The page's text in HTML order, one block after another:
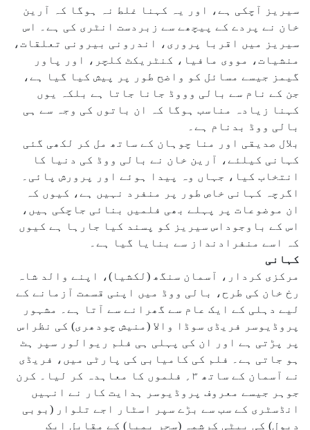
سیریز آچکی ہے، اور یہ کہنا غلط نہ ہوگا کہ آرین
خان نے پردے کے پیچھے سے زبردست انٹری کی ہے۔ اس
سیریز میں اقربا پروری، اندرونی بیرونی تعلقات،
منشیات، مووی مافیا، کنٹریکٹ کلچر، اور پاور
گیمز جیسے مسائل کو واضح طور پر پیش کیا گیا ہے،
جن کے نام سے بالی وووڈ جانا جاتا ہے بلکہ یوں
کہنا زیادہ مناسب ہوگا کہ ان باتوں کی وجہ سے ہی
بالی ووڈ بدنام ہے۔
بلال صدیقی اور منا چوہان کے ساتھ مل کر لکھی گئی
کہانی کیلئے، آرین خان نے بالی ووڈ کی دنیا کا
انتخاب کیا، جہاں وہ پیدا ہوئے اور پرورش پائی۔
اگرچہ کہانی خاص طور پر منفرد نہیں ہے، کیوں کہ
ان موضوعات پر پہلے بھی فلمیں بنائی جاچکی ہیں،
اس کے باوجوداس سیریز کو پسند کیا جارہا ہے کیوں
کہ اسے منفرادنداز سے بنایا گیا ہے۔
کہانی
مرکزی کردار، آسمان سنگھ (لکشیا)، اپنے والد شاہ
رخ خان کی طرح، بالی ووڈ میں اپنی قسمت آزمانے کے
لیے دہلی کے ایک عام سے گھرانے سے آتا ہے۔ مشہور
پروڈیوسر فریڈی سوڈا والا (منیش چودھری) کی نظراس
پر پڑتی ہے اور ان کی پہلی ہی فلم ریوالور سپر ہٹ
ہو جاتی ہے۔ فلم کی کامیابی کی پارٹی میں، فریڈی
نے آسمان کے ساتھ ۳؍ فلموں کا معاہدہ کر لیا۔ کرن
جوہر جیسے معروف پروڈیوسر ہدایت کار نے انہیں
انڈسٹری کے سب سے بڑے سپر اسٹار اجے تلوار (بوبی
دیول) کی بیٹی کرشمہ (سحر بمبا) کے مقابل ایک